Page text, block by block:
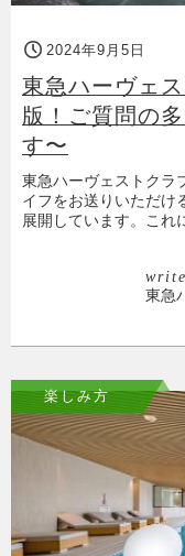
2024年9月5日
東急ハーヴェ
版！ご質問の
す〜
東急ハーヴェストクラ
イフをお送りいただけ
展開しています。これ
東急
楽しみ方